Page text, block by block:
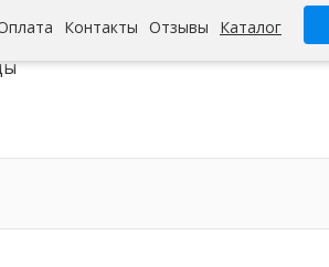
Контакты Отзывы Каталог